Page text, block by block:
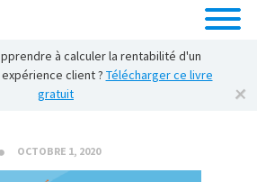
à calculer la rentabilité d'un
client ? Télécharger ce livre
gratuit
OCTOBRE 1, 2020